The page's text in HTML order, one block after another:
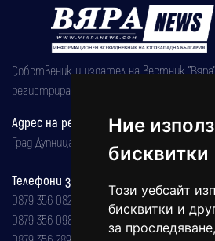
Ние
бисквитки
Този уебсайт
бисквитки и
за
Собственик и издател на вестник
регистрирана на 08.05.2002 година.
Адрес на редакцията
Град Дупница, ул.''Христо Ботев" 43
Телефони за реклама и абонаменти
0879 356 082
0879 356 098